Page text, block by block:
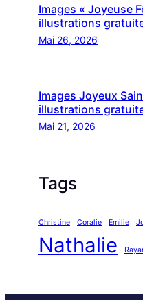
Images « Joyeuse
illustrations
Mai 26, 2026
Images Joyeux
illustrations
Mai 21, 2026
Tags
Christine Coralie Emilie
Nathalie